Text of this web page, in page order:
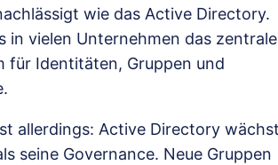
wie das Active Directory.
in vielen Unternehmen das zentrale
für Identitäten, Gruppen und
allerdings: Active Directory
seine Governance. Neue Gruppen